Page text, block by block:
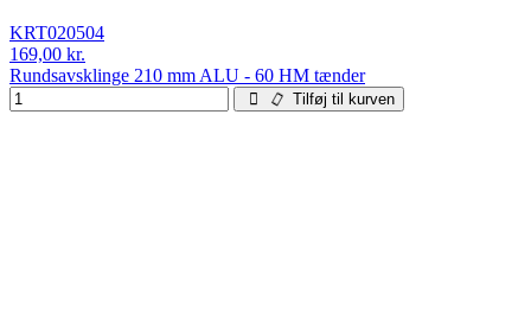
KRT020504
169,00 kr.
Rundsavsklinge 210 mm ALU - 60 HM tænder
Tilføj til kurven